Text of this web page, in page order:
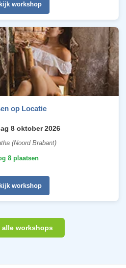
workshop
op Locatie
8 oktober 2026
(Noord Brabant)
8 plaatsen
workshop
alle workshops